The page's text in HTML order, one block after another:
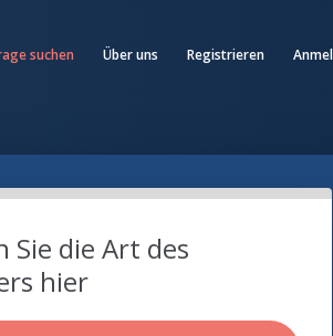
suchen Über uns Registrieren
Sie die Art des
hier